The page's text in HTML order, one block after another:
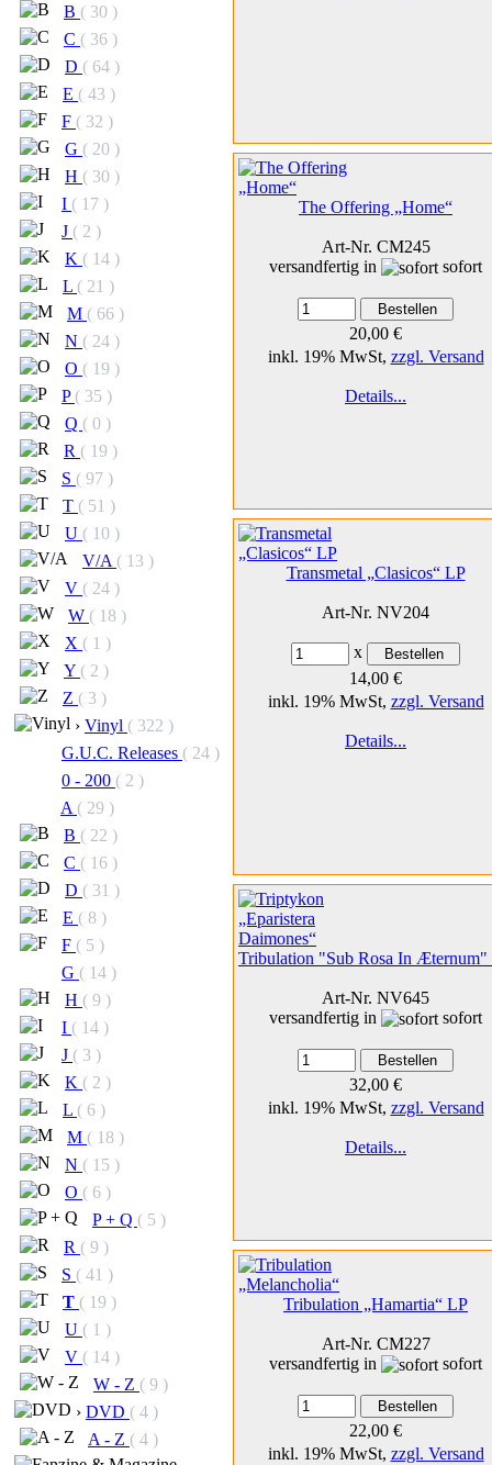
B ( 30 )
C ( 36 )
D ( 64 )
E ( 43 )
F ( 32 )
G ( 20 )
H ( 30 )
I ( 17 )
J ( 2 )
K ( 14 )
L ( 21 )
M ( 66 )
N ( 24 )
O ( 19 )
P ( 35 )
Q ( 0 )
R ( 19 )
S ( 97 )
T ( 51 )
U ( 10 )
V/A ( 13 )
V ( 24 )
W ( 18 )
X ( 1 )
Y ( 2 )
Z ( 3 )
› Vinyl ( 322 )
G.U.C. Releases ( 24 )
0 - 200 ( 2 )
A ( 29 )
B ( 22 )
C ( 16 )
D ( 31 )
E ( 8 )
F ( 5 )
G ( 14 )
H ( 9 )
I ( 14 )
J ( 3 )
K ( 2 )
L ( 6 )
M ( 18 )
N ( 15 )
O ( 6 )
P + Q ( 5 )
R ( 9 )
S ( 41 )
T ( 19 )
U ( 1 )
V ( 14 )
W - Z ( 9 )
› DVD ( 4 )
A - Z ( 4 )
The Offering „Home“
Art-Nr. CM245
versandfertig in
sofort
20,00 €
inkl. 19% MwSt, zzgl. Versand
Details...
Transmetal „Clasicos“ LP
Art-Nr. NV204
x
14,00 €
inkl. 19% MwSt, zzgl. Versand
Details...
Tribulation "Sub Rosa In Æternum"
Art-Nr. NV645
versandfertig in
sofort
32,00 €
inkl. 19% MwSt, zzgl. Versand
Details...
Tribulation „Hamartia“ LP
Art-Nr. CM227
versandfertig in
sofort
22,00 €
inkl. 19% MwSt, zzgl. Versand